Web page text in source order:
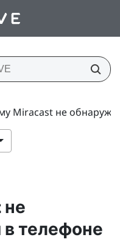
Miracast не
не
телефоне